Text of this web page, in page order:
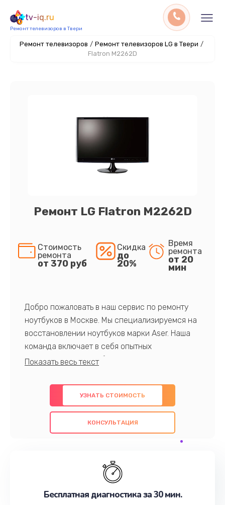
tv-iq.ru
Ремонт телевизоров в Твери
Ремонт телевизоров / Ремонт телевизоров LG в Твери /
Flatron M2262D
Ремонт LG Flatron M2262D
Стоимость
ремонта
от 370 руб
Скидка
до
20%
Время
ремонта
от 20
мин
Добро пожаловать в наш сервис по ремонту
ноутбуков в Москве. Мы специализируемся на
восстановлении ноутбуков марки Aser. Наша
команда включает в себя опытных
профессионалов с обширными знаниями и
предлагаем быстрый и качественный ремонт с
использованием оригинальных компонентов, а
также гарантируем качество всех
проведенных работ. Наша цель - предоставить
наилучшим образом. Не медлите записаться на
УЗНАТЬ СТОИМОСТЬ
КОНСУЛЬТАЦИЯ
Бесплатная диагностика за 30 мин.